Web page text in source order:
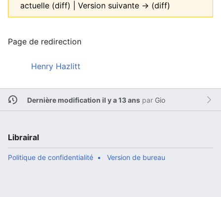
actuelle (diff) | Version suivante → (diff)
Page de redirection
Henry Hazlitt
Dernière modification il y a 13 anspar Gio
Librairal
Politique de confidentialité Version de bureau